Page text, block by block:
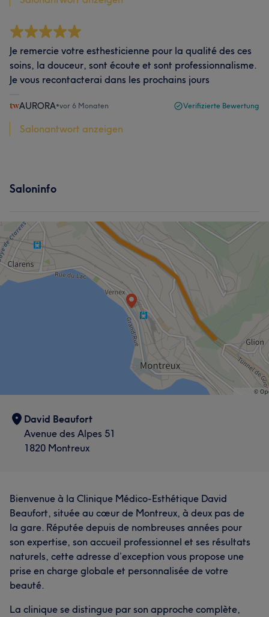
Je remercie votre esthesticienne pour la qualité des ces
soins, la douceur, sont écoute et sont professionnalisme.
Je vous recontacterai dans les prochains jours
AURORA•vor 6 Monaten Verifizierte Bewertung
Salonantwort anzeigen
Saloninfo
David Beaufort
Avenue des Alpes 51
1820 Montreux
Bienvenue à la Clinique Médico-Esthétique David
Beaufort, située au cœur de Montreux, à deux pas de
la gare. Réputée depuis de nombreuses années pour
son expertise, son accueil professionnel et ses résultats
naturels, cette adresse d’exception vous propose une
prise en charge globale et personnalisée de votre
beauté.
La clinique se distingue par son approche complète,